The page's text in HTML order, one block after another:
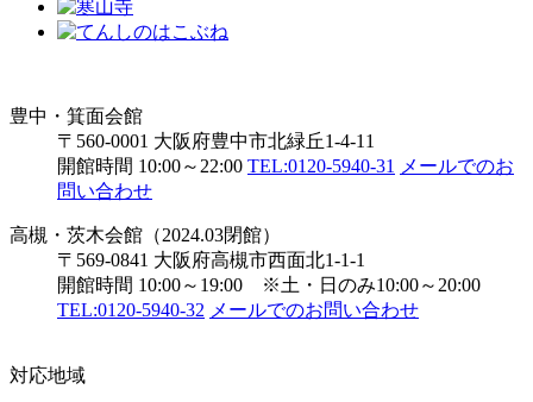
豊中・箕面会館
〒560-0001 大阪府豊中市北緑丘1-4-11
開館時間 10:00～22:00 TEL:0120-5940-31
メールでのお
問い合わせ
高槻・茨木会館（2024.03閉館）
〒569-0841 大阪府高槻市西面北1-1-1
開館時間 10:00～19:00 ※土・日のみ10:00～20:00
TEL:0120-5940-32 メールでのお問い合わせ
対応地域